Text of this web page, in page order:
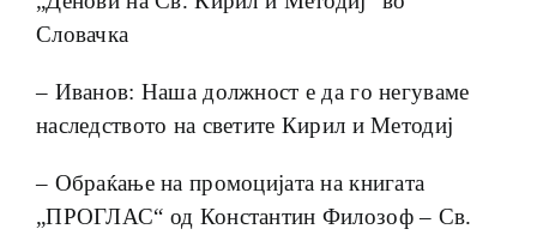
Словачка
– Иванов: Наша должност е да го негуваме
наследството на светите Кирил и Методиј
– Обраќање на промоцијата на книгата
„ПРОГЛАС“ од Константин Филозоф – Св.